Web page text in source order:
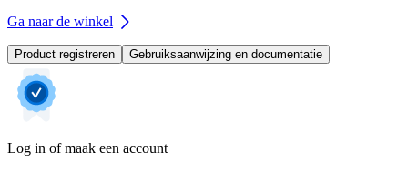
Ga naar de winkel
Product registreren Gebruiksaanwijzing en documentatie
Log in of maak een account